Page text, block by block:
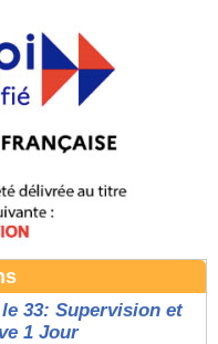
33: Supervision et
1 Jour